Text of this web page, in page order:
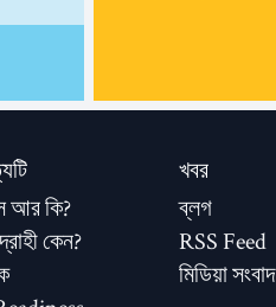
আর কি?
কেন?
খবর
ব্লগ
RSS Feed
মিডিয়া সংবাদ